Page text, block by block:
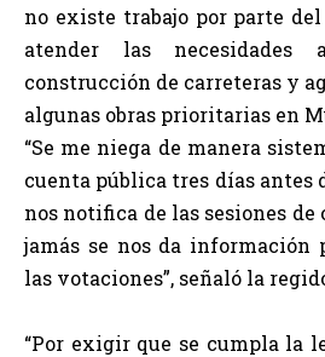
no existe trabajo por parte
atender las necesidades
construcción de carreteras y
algunas obras prioritarias en
“Se me niega de manera
cuenta pública tres días antes
nos notifica de las sesiones
jamás se nos da información
las votaciones”, señaló la
“Por exigir que se cumpla la